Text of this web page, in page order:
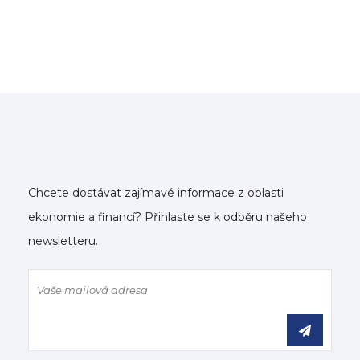
Chcete dostávat zajímavé informace z oblasti
ekonomie a financí? Přihlaste se k odběru našeho
newsletteru.